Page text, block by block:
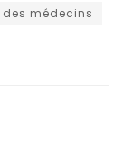
médecins